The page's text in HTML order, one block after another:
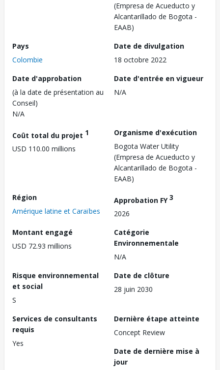
(Empresa de Acueducto y
Alcantarillado de Bogota -
EAAB)
Pays
Colombie
Date de divulgation
18 octobre 2022
Date d'approbation
(à la date de présentation au
Conseil)
N/A
Date d'entrée en vigueur
N/A
Coût total du projet 1
USD 110.00 millions
Organisme d'exécution
Bogota Water Utility
(Empresa de Acueducto y
Alcantarillado de Bogota -
EAAB)
Région
Amérique latine et Caraïbes
Approbation FY3
2026
Montant engagé
USD 72.93 millions
Catégorie
Environnementale
N/A
Risque environnemental
et social
S
Date de clôture
28 juin 2030
Services de consultants
requis
Yes
Dernière étape atteinte
Concept Review
Date de dernière mise à
jour